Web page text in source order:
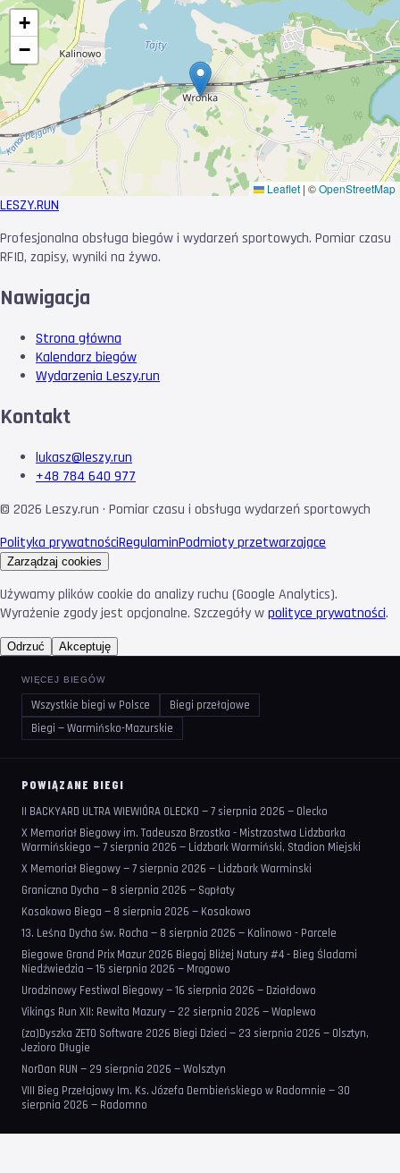
+
−
Leaflet | ©OpenStreetMap
LESZY.RUN
Profesjonalna obsługa biegów i wydarzeń sportowych. Pomiar czasu
RFID, zapisy, wyniki na żywo.
Nawigacja
Strona główna
Kalendarz biegów
Wydarzenia Leszy.run
Kontakt
lukasz@leszy.run
+48 784 640 977
© 2026 Leszy.run · Pomiar czasu i obsługa wydarzeń sportowych
Polityka prywatnościRegulaminPodmioty przetwarzające
Zarządzaj cookies
Używamy plików cookie do analizy ruchu (Google Analytics).
Wyrażenie zgody jest opcjonalne. Szczegóły wpolityce prywatności.
Odrzuć Akceptuję
WIĘCEJ BIEGÓW
Wszystkie biegi w Polsce
Biegi przełajowe
Biegi — Warmińsko-Mazurskie
POWIĄZANE BIEGI
II BACKYARD ULTRA WIEWIÓRA OLECKO — 7 sierpnia 2026 — Olecko
X Memoriał Biegowy im. Tadeusza Brzostka - Mistrzostwa Lidzbarka
Warmińskiego — 7 sierpnia 2026 — Lidzbark Warmiński, Stadion Miejski
X Memoriał Biegowy — 7 sierpnia 2026 — Lidzbark Warminski
Graniczna Dycha — 8 sierpnia 2026 — Sąpłaty
Kosakowo Biega — 8 sierpnia 2026 — Kosakowo
13. Leśna Dycha św. Rocha — 8 sierpnia 2026 — Kalinowo - Parcele
Biegowe Grand Prix Mazur 2026 Biegaj Bliżej Natury #4 - Bieg Śladami
Niedźwiedzia — 15 sierpnia 2026 — Mrągowo
Urodzinowy Festiwal Biegowy — 16 sierpnia 2026 — Działdowo
Vikings Run XII: Rewita Mazury — 22 sierpnia 2026 — Waplewo
(za)Dyszka ZETO Software 2026 Biegi Dzieci — 23 sierpnia 2026 — Olsztyn,
Jezioro Długie
NorDan RUN — 29 sierpnia 2026 — Wolsztyn
VIII Bieg Przełajowy Im. Ks. Józefa Dembieńskiego w Radomnie — 30
sierpnia 2026 — Radomno